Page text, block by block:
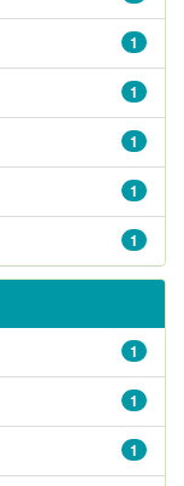
1
1
1
1
1
1
1
1